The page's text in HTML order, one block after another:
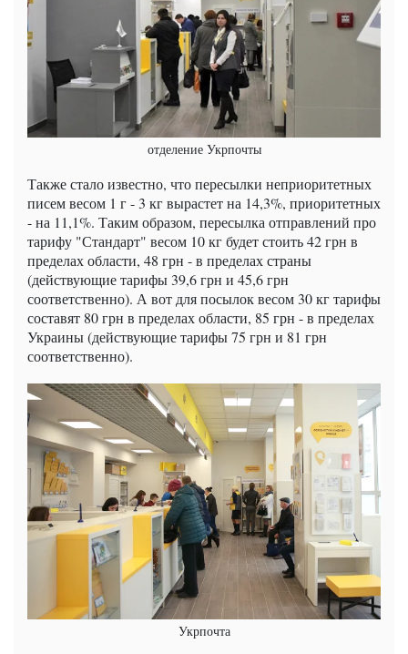
отделение Укрпочты
Также стало известно, что пересылки неприоритетных
писем весом 1 г - 3 кг вырастет на 14,3%, приоритетных
- на 11,1%. Таким образом, пересылка отправлений про
тарифу "Стандарт" весом 10 кг будет стоить 42 грн в
пределах области, 48 грн - в пределах страны
(действующие тарифы 39,6 грн и 45,6 грн
соответственно). А вот для посылок весом 30 кг тарифы
составят 80 грн в пределах области, 85 грн - в пределах
Украины (действующие тарифы 75 грн и 81 грн
соответственно).
Укрпочта